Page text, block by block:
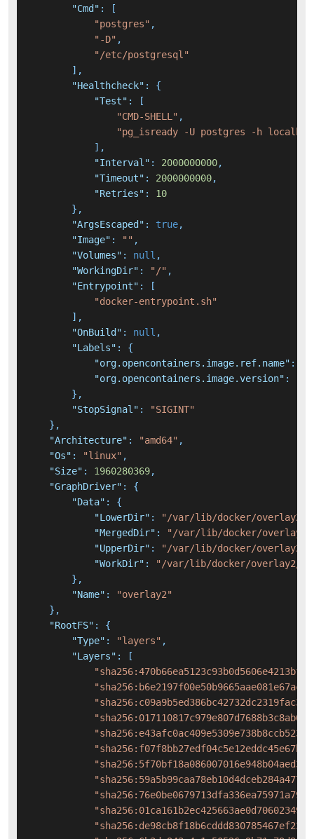
"Cmd" :
[
"postgres" ,
"-D" ,
"/etc/postgresql"
] ,
"Healthcheck" :
{
"Test" :
[
"CMD-SHELL" ,
"pg_isready -U postgres -h
] ,
"Interval" : 2000000000,
"Timeout" : 2000000000,
"Retries" :
10
} ,
"ArgsEscaped" : true,
"Image" : "" ,
"Volumes" : null ,
"WorkingDir" : "/" ,
"Entrypoint" :
[
"docker-entrypoint.sh"
] ,
"OnBuild" : null ,
"Labels" :
{
"org.opencontainers.image.ref.name" :
"org.opencontainers.image.version" :
} ,
"StopSignal" :
"SIGINT"
} ,
"Architecture" : "amd64" ,
"Os" : "linux" ,
"Size" : 1960280369,
"GraphDriver" :
{
"Data" :
{
"LowerDir" :
"/var/lib/docker/overlay2/
"MergedDir" :
"/var/lib/docker/overlay2/
"UpperDir" :
"/var/lib/docker/overlay2/
"WorkDir" :
"/var/lib/docker/overlay2/
} ,
"Name" :
"overlay2"
} ,
"RootFS" :
{
"Type" : "layers" ,
"Layers" :
[